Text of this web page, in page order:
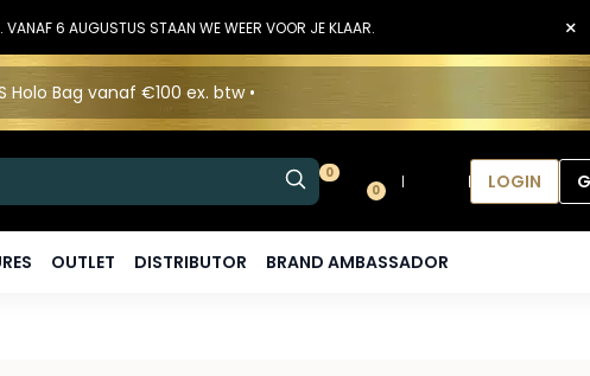
6 AUGUSTUS STAAN WE WEER VOOR JE KLAAR. ×
Holo Bag vanaf €100 ex. btw •
0
0
LOGIN
OUTLET DISTRIBUTOR BRAND AMBASSADOR